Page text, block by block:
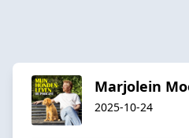
Marjolein
2025-10-24